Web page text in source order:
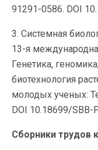
91291-058­6. DOI
3. Системная
13-я
Генетика,
биотехнология
молодых ученых:
DOI 10.18699/SBB-
Сборники трудов